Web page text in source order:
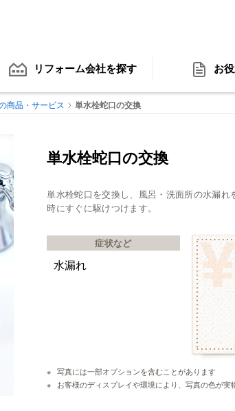
リフォーム会社を探す お
商品・サービス 単水栓蛇口の交換
単水栓蛇口の交換
単水栓蛇口を交換し、風呂・洗面所の水漏
時にすぐに駆けつけます。
症状など
水漏れ
写真には一部オプションを含むことがあります
お客様のディスプレイや環境により、写真の色が実